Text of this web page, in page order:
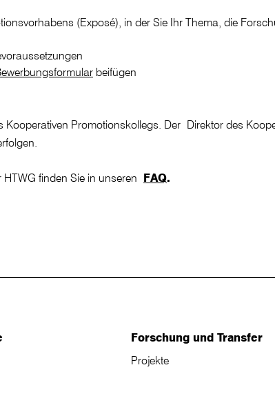
(Exposé), in der Sie Ihr Thema, die
beifügen
Promotionskollegs. Der Direktor des
finden Sie in unseren FAQ.
Forschung und Transfer
Projekte